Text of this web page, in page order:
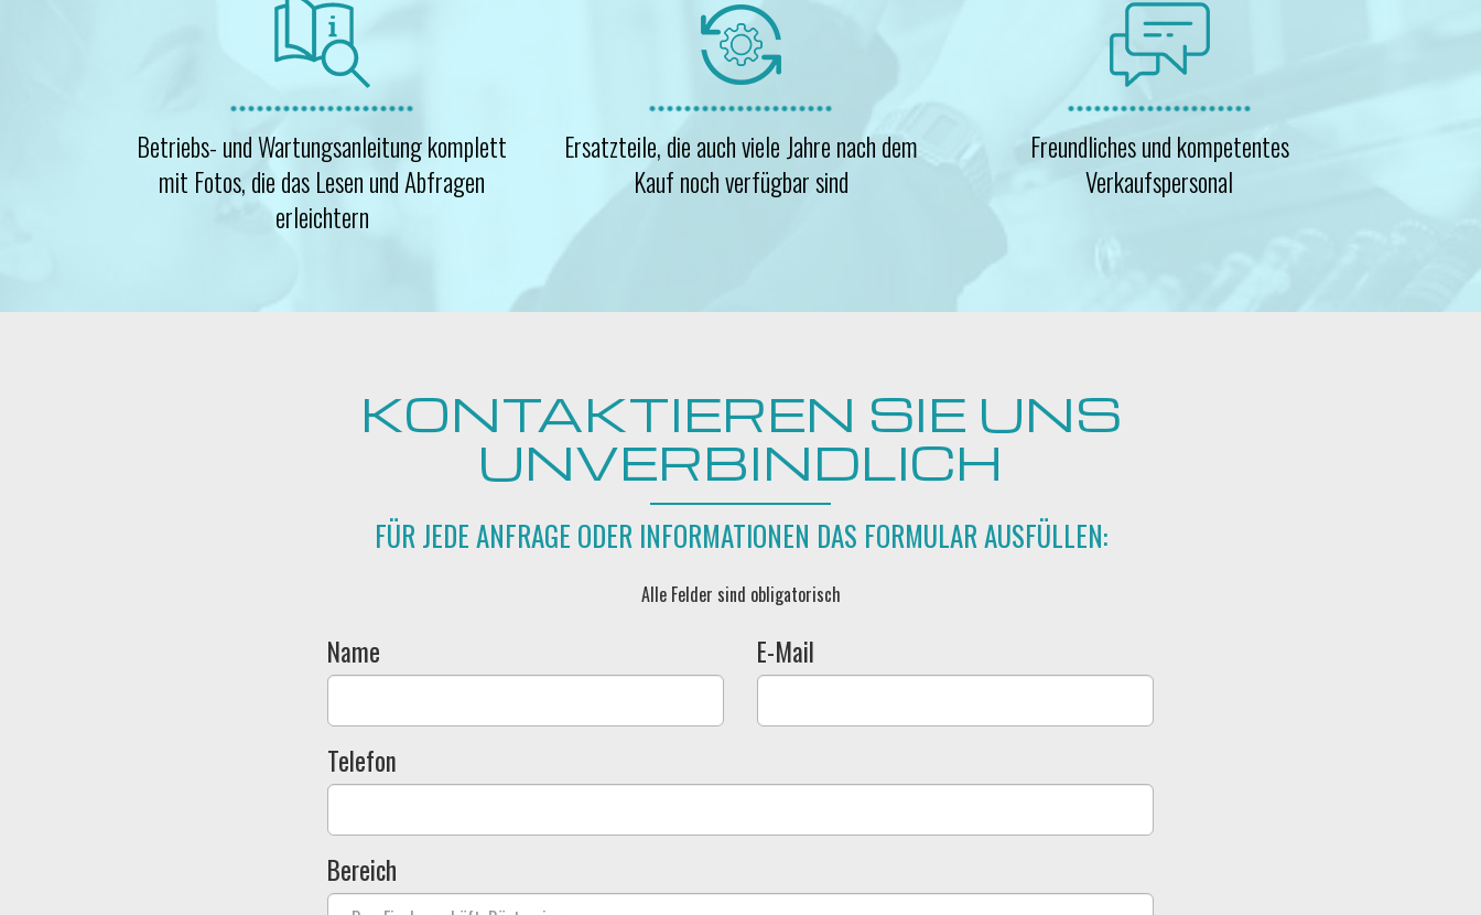
Betriebs- und Wartungsanleitung komplett
mit Fotos, die das Lesen und Abfragen
erleichtern
Ersatzteile, die auch viele Jahre nach dem
Kauf noch verfügbar sind
Freundliches und kompetentes
Verkaufspersonal
KONTAKTIEREN SIE UNS
UNVERBINDLICH
FÜR JEDE ANFRAGE ODER INFORMATIONEN DAS FORMULAR AUSFÜLLEN:
Alle Felder sind obligatorisch
Name E-Mail
Telefon
Bereich